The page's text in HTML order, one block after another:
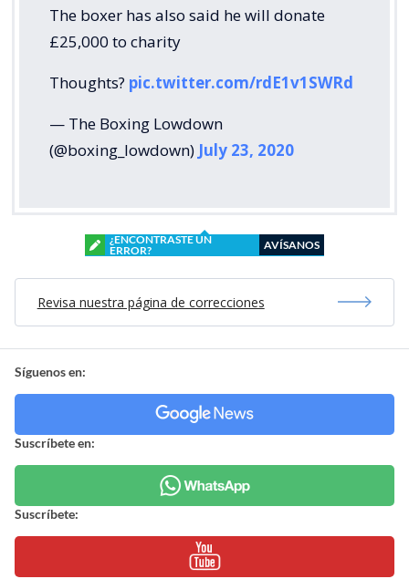
The boxer has also said he will donate
£25,000 to charity
Thoughts? pic.twitter.com/rdE1v1SWRd
— The Boxing Lowdown
(@boxing_lowdown) July 23, 2020
¿ENCONTRASTE UN
ERROR?
AVÍSANOS
Revisa nuestra página de correcciones
Síguenos en:
Suscríbete en:
Suscríbete: